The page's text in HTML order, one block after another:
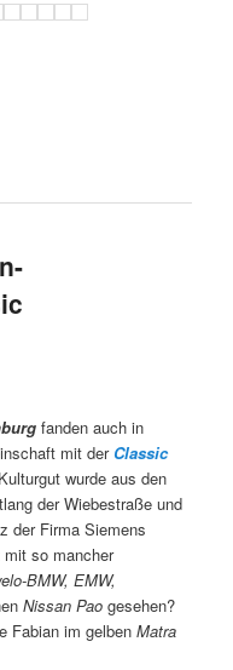
fanden auch in
mit der Classic
wurde aus den
der Wiebestraße und
der Firma Siemens
so mancher
BMW, EMW,
Nissan Pao gesehen?
Fabian im gelbenMatra